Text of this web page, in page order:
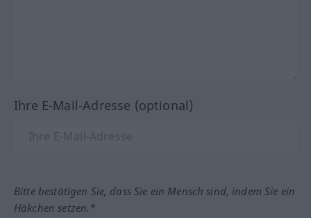
Ihre E-Mail-Adresse (optional)
Bitte bestätigen Sie, dass Sie ein Mensch sind, indem Sie ein
Häkchen setzen.*